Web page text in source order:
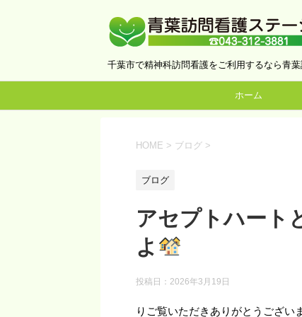
千葉市で精神科訪問看護をご利用するなら青
ホーム
HOME > ブログ >
ブログ
アセプトハート
よ
投稿日： 2026年3月19日
りご覧いただきありがとうござい